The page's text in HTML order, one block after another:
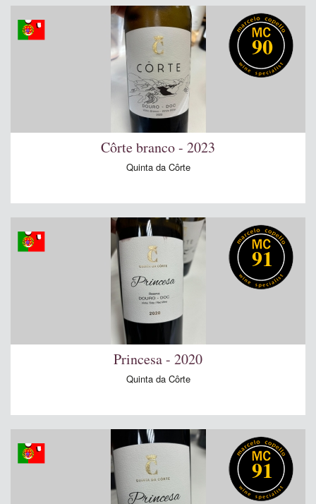
90
Côrte branco - 2023
Quinta da Côrte
91
Princesa - 2020
Quinta da Côrte
91